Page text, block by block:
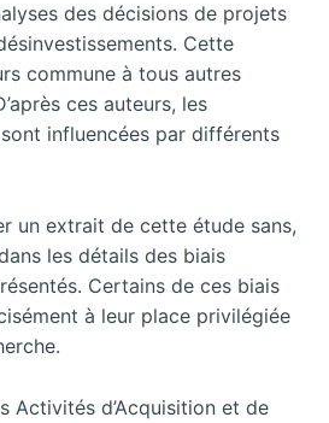
des décisions de projets
Cette
commune à tous autres
ces auteurs, les
influencées par différents
un extrait de cette étude sans,
les détails des biais
Certains de ces biais
à leur place privilégiée
Activités d’Acquisition et de